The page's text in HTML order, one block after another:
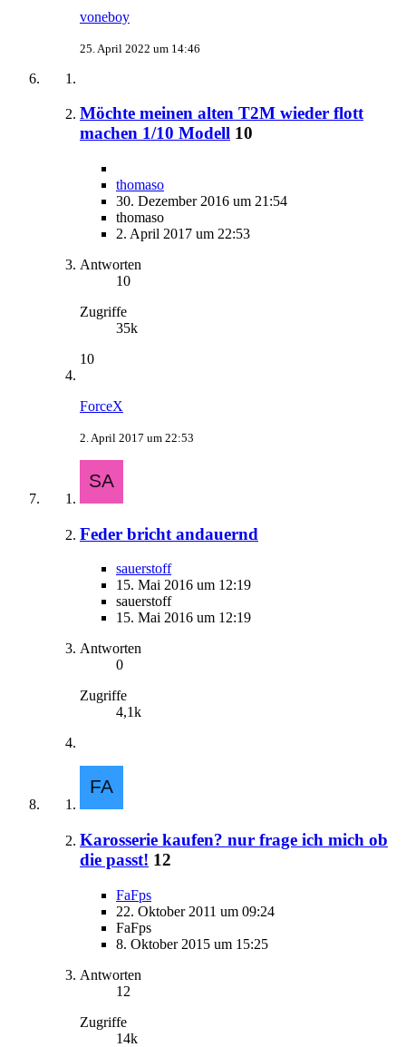
voneboy
25. April 2022 um 14:46
Möchte meinen alten T2M wieder flott
machen 1/10 Modell 10
thomaso
30. Dezember 2016 um 21:54
thomaso
2. April 2017 um 22:53
Antworten
10
Zugriffe
35k
10
ForceX
2. April 2017 um 22:53
Feder bricht andauernd
sauerstoff
15. Mai 2016 um 12:19
sauerstoff
15. Mai 2016 um 12:19
Antworten
0
Zugriffe
4,1k
Karosserie kaufen? nur frage ich mich ob
die passt! 12
FaFps
22. Oktober 2011 um 09:24
FaFps
8. Oktober 2015 um 15:25
Antworten
12
Zugriffe
14k